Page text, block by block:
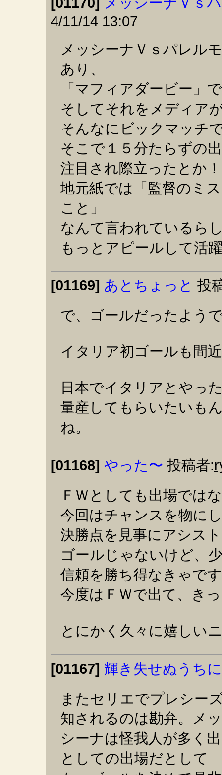
4/11/14 13:07
メッシーナＶｓパレル
あり、
「マフィアダービー」
そしてそれをメディア
そんなにビックマッチ
そこで１５分たらずの
注目され際立ったとか！
地元紙では「監督のミ
こと」
なんて言われているら
もっとアピールして活
[01169] あとちょっと 投
で、ゴールだったよう
イタリア初ゴールも間
日本でイタリアとやっ
量産してもらいたいも
ね。
[01168] やった〜 投稿者:
ＦＷとしても出場では
今回はチャンスを物に
決勝点を見事にアシス
ゴールじゃないけど、
信頼を勝ち得なきゃで
今度はＦＷで出て、き
とにかく久々に嬉しい
[01167] 輝き失せぬうちに
またセリエでプレシー
知されるのは勘弁。メッ
シーナは怪我人が多く
としての出場だとして